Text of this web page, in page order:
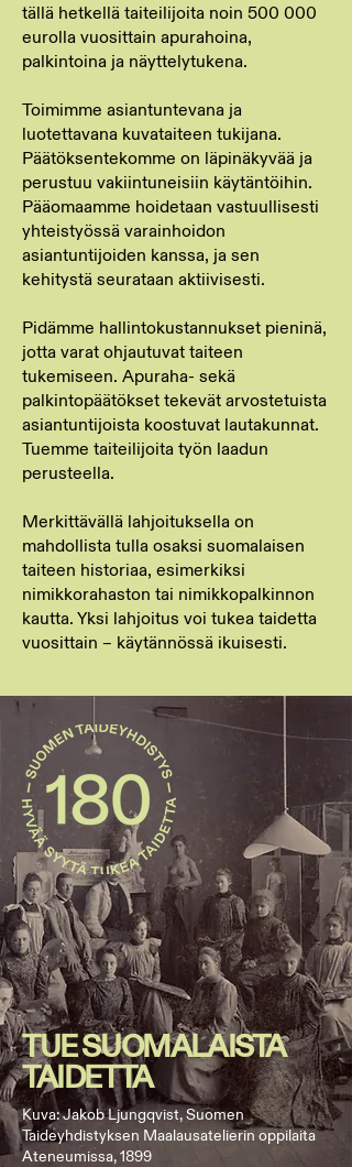
tällä hetkellä taiteilijoita noin 500 000
eurolla vuosittain apurahoina,
palkintoina ja näyttelytukena.
Toimimme asiantuntevana ja
luotettavana kuvataiteen tukijana.
Päätöksentekomme on läpinäkyvää ja
perustuu vakiintuneisiin käytäntöihin.
Pääomaamme hoidetaan vastuullisesti
yhteistyössä varainhoidon
asiantuntijoiden kanssa, ja sen
kehitystä seurataan aktiivisesti.
Pidämme hallintokustannukset pieninä,
jotta varat ohjautuvat taiteen
tukemiseen. Apuraha- sekä
palkintopäätökset tekevät arvostetuista
asiantuntijoista koostuvat lautakunnat.
Tuemme taiteilijoita työn laadun
perusteella.
Merkittävällä lahjoituksella on
mahdollista tulla osaksi suomalaisen
taiteen historiaa, esimerkiksi
nimikkorahaston tai nimikkopalkinnon
kautta. Yksi lahjoitus voi tukea taidetta
vuosittain – käytännössä ikuisesti.
TUE SUOMALAISTA
TAIDETTA
Kuva: Jakob Ljungqvist, Suomen
Taideyhdistyksen Maalausatelierin oppilaita
Ateneumissa, 1899